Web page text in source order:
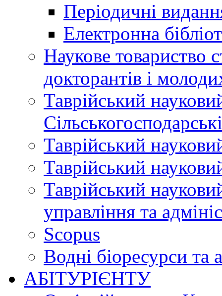
Періодичні
Електронна
Наукове товариство
докторантів і
Таврійський
Таврійський
Таврійський
Таврійський
управління та
Scopus
Водні біоресурси та
АБІТУРІЄНТУ